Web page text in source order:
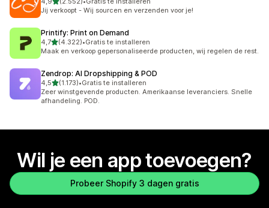
2552 recensies in totaal
Jij verkoopt - Wij sourcen en verzenden voor je!
Printify: Print on Demand
4,7van 5 sterren
(4.322)
4322 recensies in totaal
•Gratis te installeren
Maak en verkoop gepersonaliseerde producten, wij regelen de rest.
Zendrop: AI Dropshipping & POD
4,5van 5 sterren
(1.173)
1173 recensies in totaal
•Gratis te installeren
Zeer winstgevende producten. Amerikaanse leveranciers. Snelle
afhandeling. POD.
Wil je een app toevoegen?
Probeer Shopify 3 dagen gratis